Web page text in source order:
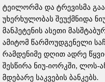
ტეილორმა და ტრევისმა
უხერხულობას შეუქმნიდა
მანჰეტენის ასეთი
ამიტომ წარმოუდგენელი
რამდენიმე დღით ადრე
შესწირა ნიუ-იორკში, ლოს-
მდებარე საკვების ბანკებს.